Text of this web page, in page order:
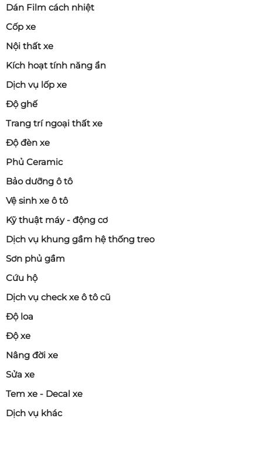
Dán Film cách nhiệt
Cốp xe
Nội thất xe
Kích hoạt tính năng ẩn
Dịch vụ lốp xe
Độ ghế
Trang trí ngoại thất xe
Độ đèn xe
Phủ Ceramic
Bảo dưỡng ô tô
Vệ sinh xe ô tô
Kỹ thuật máy - động cơ
Dịch vụ khung gầm hệ thống treo
Sơn phủ gầm
Cứu hộ
Dịch vụ check xe ô tô cũ
Độ loa
Độ xe
Nâng đời xe
Sửa xe
Tem xe - Decal xe
Dịch vụ khác